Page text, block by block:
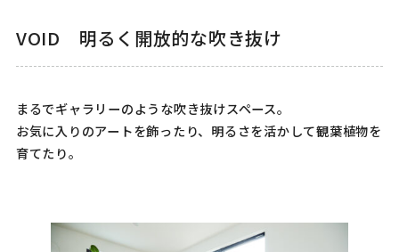
VOID 明るく開放的な吹き抜け
まるでギャラリーのような吹き抜けスペース。
お気に入りのアートを飾ったり、明るさを活かして観葉植物を
育てたり。